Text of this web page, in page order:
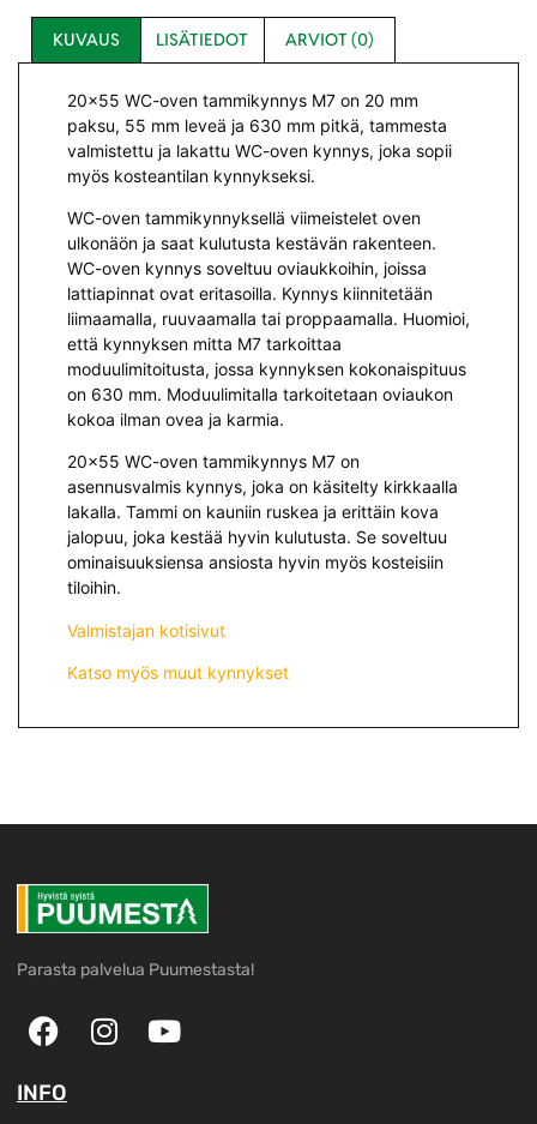
KUVAUS LISÄTIEDOT ARVIOT (0)
20×55 WC-oven tammikynnys M7 on 20 mm
paksu, 55 mm leveä ja 630 mm pitkä, tammesta
valmistettu ja lakattu WC-oven kynnys, joka sopii
myös kosteantilan kynnykseksi.
WC-oven tammikynnyksellä viimeistelet oven
ulkonäön ja saat kulutusta kestävän rakenteen.
WC-oven kynnys soveltuu oviaukkoihin, joissa
lattiapinnat ovat eritasoilla. Kynnys kiinnitetään
liimaamalla, ruuvaamalla tai proppaamalla. Huomioi,
että kynnyksen mitta M7 tarkoittaa
moduulimitoitusta, jossa kynnyksen kokonaispituus
on 630 mm. Moduulimitalla tarkoitetaan oviaukon
kokoa ilman ovea ja karmia.
20×55 WC-oven tammikynnys M7 on
asennusvalmis kynnys, joka on käsitelty kirkkaalla
lakalla. Tammi on kauniin ruskea ja erittäin kova
jalopuu, joka kestää hyvin kulutusta. Se soveltuu
ominaisuuksiensa ansiosta hyvin myös kosteisiin
tiloihin.
Valmistajan kotisivut
Katso myös muut kynnykset
Parasta palvelua Puumestasta!
INFO